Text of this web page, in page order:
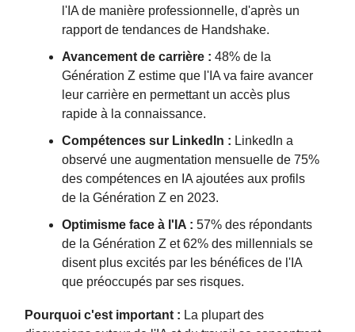
l'IA de manière professionnelle, d'après un
rapport de tendances de Handshake.
Avancement de carrière : 48% de la
Génération Z estime que l'IA va faire avancer
leur carrière en permettant un accès plus
rapide à la connaissance.
Compétences sur LinkedIn : LinkedIn a
observé une augmentation mensuelle de 75%
des compétences en IA ajoutées aux profils
de la Génération Z en 2023.
Optimisme face à l'IA : 57% des répondants
de la Génération Z et 62% des millennials se
disent plus excités par les bénéfices de l'IA
que préoccupés par ses risques.
Pourquoi c'est important : La plupart des